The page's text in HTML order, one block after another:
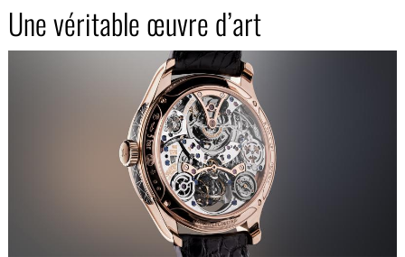
Une véritable œuvre d’art